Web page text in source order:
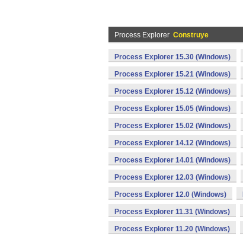
Process Explorer Construye
Process Explorer 15.30 (Windows)
Process Explorer 15.21 (Windows)
Process Explorer 15.12 (Windows)
Process Explorer 15.05 (Windows)
Process Explorer 15.02 (Windows)
Process Explorer 14.12 (Windows)
Process Explorer 14.01 (Windows)
Process Explorer 12.03 (Windows)
Process Explorer 12.0 (Windows)
Process Explorer 11.31 (Windows)
Process Explorer 11.20 (Windows)